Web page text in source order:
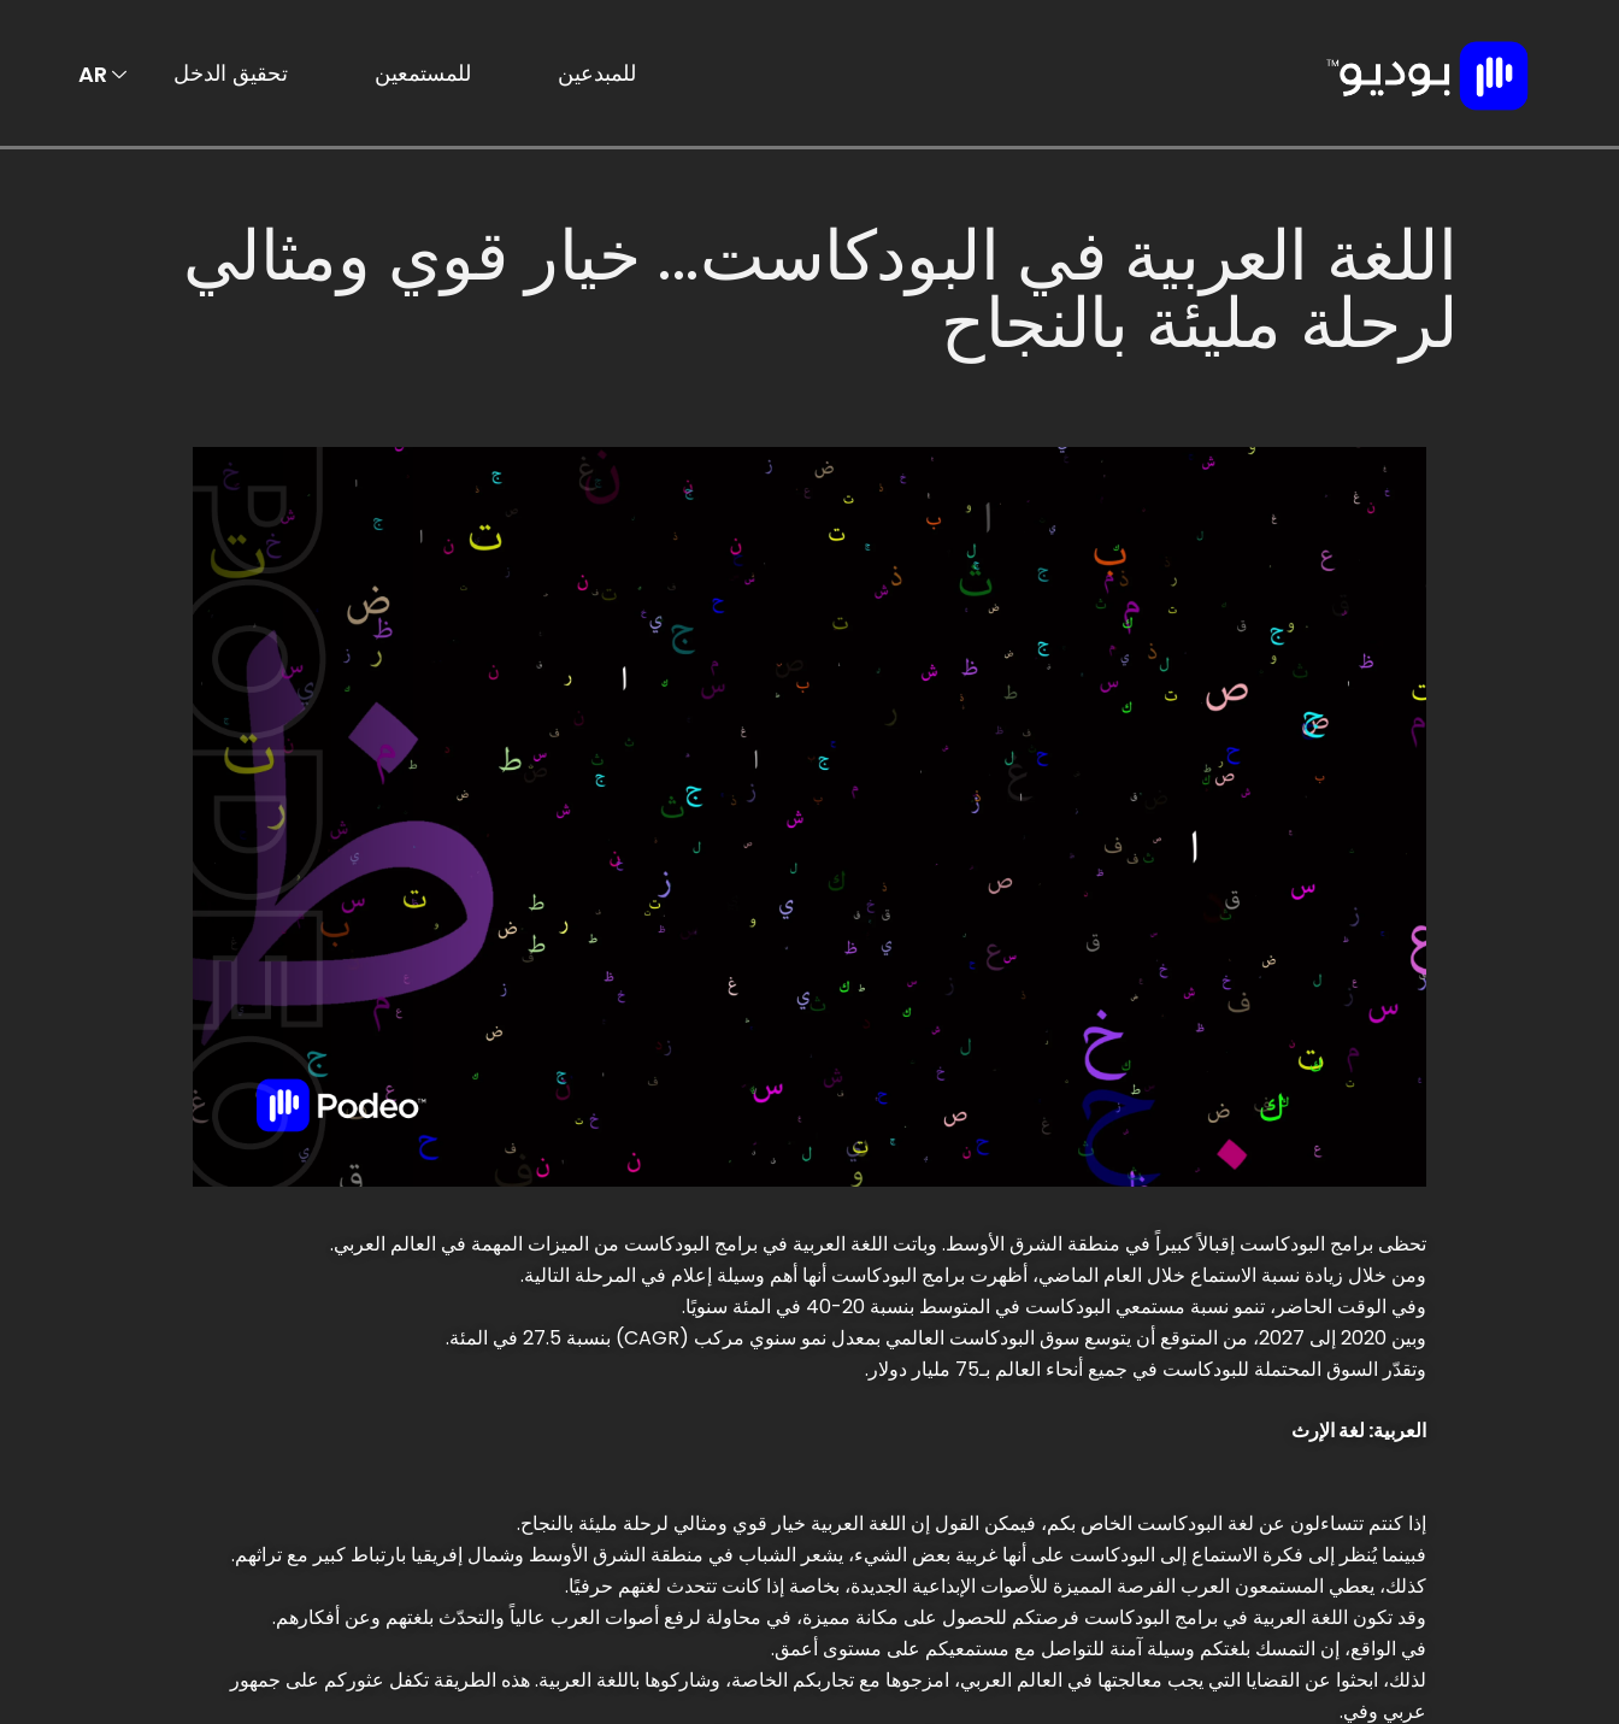
تحقيق الدخل للمستمعين للمبدعين AREN
اللغة العربية في البودكاست... خيار قوي ومثالي
لرحلة مليئة بالنجاح
تحظى برامج البودكاست إقبالاً كبيراً في منطقة الشرق الأوسط. وباتت اللغة العربية في برامج البودكاست من الميزات المهمة في العالم العربي.
ومن خلال زيادة نسبة الاستماع خلال العام الماضي، أظهرت برامج البودكاست أنها أهم وسيلة إعلام في المرحلة التالية.
وفي الوقت الحاضر، تنمو نسبة مستمعي البودكاست في المتوسط بنسبة 20-40 في المئة سنويًا.
وبين 2020 إلى 2027، من المتوقع أن يتوسع سوق البودكاست العالمي بمعدل نمو سنوي مركب (CAGR) بنسبة 27.5 في المئة.
وتقدّر السوق المحتملة للبودكاست في جميع أنحاء العالم بـ75 مليار دولار.
العربية: لغة الإرث
إذا كنتم تتساءلون عن لغة البودكاست الخاص بكم، فيمكن القول إن اللغة العربية خيار قوي ومثالي لرحلة مليئة بالنجاح.
فبينما يُنظر إلى فكرة الاستماع إلى البودكاست على أنها غربية بعض الشيء، يشعر الشباب في منطقة الشرق الأوسط وشمال إفريقيا بارتباط كبير مع تراثهم.
كذلك، يعطي المستمعون العرب الفرصة المميزة للأصوات الإبداعية الجديدة، بخاصة إذا كانت تتحدث لغتهم حرفيًا.
وقد تكون اللغة العربية في برامج البودكاست فرصتكم للحصول على مكانة مميزة، في محاولة لرفع أصوات العرب عالياً والتحدّث بلغتهم وعن أفكارهم.
في الواقع، إن التمسك بلغتكم وسيلة آمنة للتواصل مع مستمعيكم على مستوى أعمق.
لذلك، ابحثوا عن القضايا التي يجب معالجتها في العالم العربي، امزجوها مع تجاربكم الخاصة، وشاركوها باللغة العربية. هذه الطريقة تكفل عثوركم على جمهور
عربي وفي.